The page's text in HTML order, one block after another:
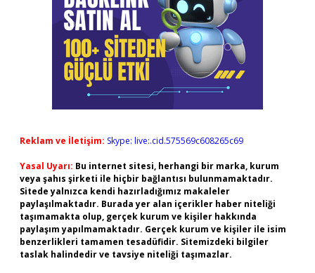
Reklam ve İletişim: Skype: live:.cid.575569c608265c69
Yasal Uyarı: Bu internet sitesi, herhangi bir marka, kurum
veya şahıs şirketi ile hiçbir bağlantısı bulunmamaktadır.
Sitede yalnızca kendi hazırladığımız makaleler
paylaşılmaktadır. Burada yer alan içerikler haber niteliği
taşımamakta olup, gerçek kurum ve kişiler hakkında
paylaşım yapılmamaktadır. Gerçek kurum ve kişiler ile isim
benzerlikleri tamamen tesadüfidir. Sitemizdeki bilgiler
taslak halindedir ve tavsiye niteliği taşımazlar.